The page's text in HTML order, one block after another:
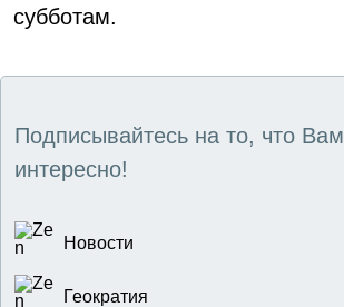
субботам.
Подписывайтесь на то, что Вам
интересно!
Новости
Геократия